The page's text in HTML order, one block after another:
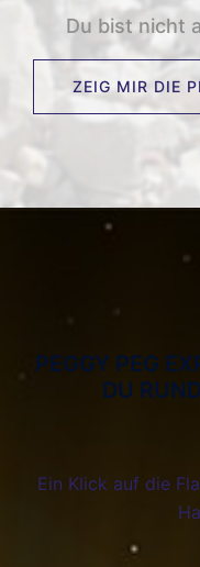
Du bist nicht
ZEIG MIR DIE
PEGGY PEG
DU
Ein Klick auf die